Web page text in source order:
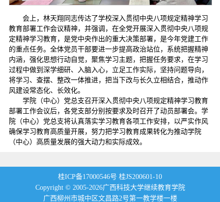
会上，林天翔同志传达了学校深入贯彻中央八项规定精神学习
教育部署工作会议精神，并强调，在全党开展深入贯彻中央八项规
定精神学习教育，是党中央作出的重大决策部署，是今年党建工作
的重点任务。全体党员干部要进一步提高政治站位，系统把握精神
内涵，强化思想行动自觉，聚焦学习主题，把握任务要求，在学习
过程中做到深学细研、入脑入心，立足工作实际，坚持问题导向，
将学习、查摆、整改一体推进，把当下改与长久立相结合，推动作
风建设常态化、长效化。
学院（中心）党总支召开深入贯彻中央八项规定精神学习教育
部署工作会议后，各党支部分别按要求及时召开了动员部署会。学
院（中心）党总支将认真落实学习教育各项工作安排，以严实作风
确保学习教育高质量开展，努力把学习教育成果转化为推动学院
（中心）高质量发展的强大动力和实际成效。
桂ICP备17000546号 桂JS200601-10
Copyright © 2005-2026广西科技大学继续教育学院
广西柳州市城中区文昌路2号第一教学楼一楼